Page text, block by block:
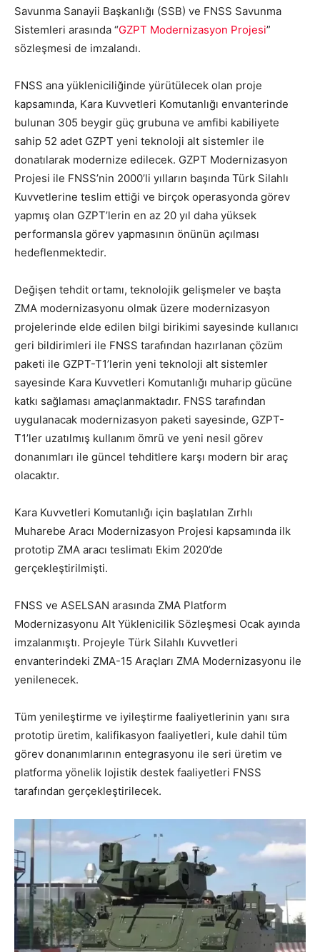
Savunma Sanayii Başkanlığı (SSB) ve FNSS Savunma
Sistemleri arasında “GZPT Modernizasyon Projesi”
sözleşmesi de imzalandı.
FNSS ana yükleniciliğinde yürütülecek olan proje
kapsamında, Kara Kuvvetleri Komutanlığı envanterinde
bulunan 305 beygir güç grubuna ve amfibi kabiliyete
sahip 52 adet GZPT yeni teknoloji alt sistemler ile
donatılarak modernize edilecek. GZPT Modernizasyon
Projesi ile FNSS’nin 2000’li yılların başında Türk Silahlı
Kuvvetlerine teslim ettiği ve birçok operasyonda görev
yapmış olan GZPT’lerin en az 20 yıl daha yüksek
performansla görev yapmasının önünün açılması
hedeflenmektedir.
Değişen tehdit ortamı, teknolojik gelişmeler ve başta
ZMA modernizasyonu olmak üzere modernizasyon
projelerinde elde edilen bilgi birikimi sayesinde kullanıcı
geri bildirimleri ile FNSS tarafından hazırlanan çözüm
paketi ile GZPT-T1’lerin yeni teknoloji alt sistemler
sayesinde Kara Kuvvetleri Komutanlığı muharip gücüne
katkı sağlaması amaçlanmaktadır. FNSS tarafından
uygulanacak modernizasyon paketi sayesinde, GZPT-
T1’ler uzatılmış kullanım ömrü ve yeni nesil görev
donanımları ile güncel tehditlere karşı modern bir araç
olacaktır.
Kara Kuvvetleri Komutanlığı için başlatılan Zırhlı
Muharebe Aracı Modernizasyon Projesi kapsamında ilk
prototip ZMA aracı teslimatı Ekim 2020’de
gerçekleştirilmişti.
FNSS ve ASELSAN arasında ZMA Platform
Modernizasyonu Alt Yüklenicilik Sözleşmesi Ocak ayında
imzalanmıştı. Projeyle Türk Silahlı Kuvvetleri
envanterindeki ZMA-15 Araçları ZMA Modernizasyonu ile
yenilenecek.
Tüm yenileştirme ve iyileştirme faaliyetlerinin yanı sıra
prototip üretim, kalifikasyon faaliyetleri, kule dahil tüm
görev donanımlarının entegrasyonu ile seri üretim ve
platforma yönelik lojistik destek faaliyetleri FNSS
tarafından gerçekleştirilecek.